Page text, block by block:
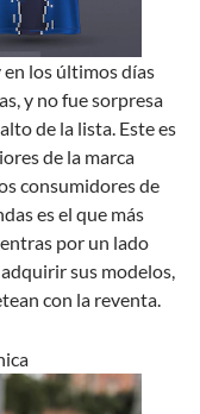
los últimos días
y no fue sorpresa
de la lista. Este es
de la marca
consumidores de
es el que más
por un lado
sus modelos,
con la reventa.